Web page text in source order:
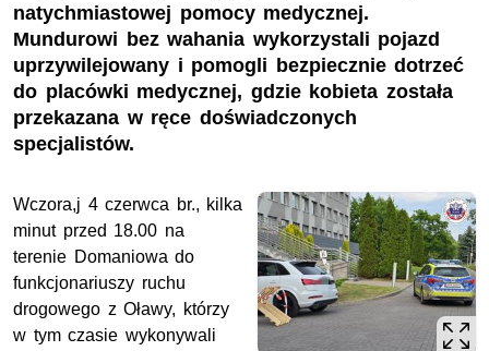
natychmiastowej pomocy medycznej.
Mundurowi bez wahania wykorzystali pojazd
uprzywilejowany i pomogli bezpiecznie dotrzeć
do placówki medycznej, gdzie kobieta została
przekazana w ręce doświadczonych
specjalistów.
Wczora,j 4 czerwca br., kilka
minut przed 18.00 na
terenie Domaniowa do
funkcjonariuszy ruchu
drogowego z Oławy, którzy
w tym czasie wykonywali